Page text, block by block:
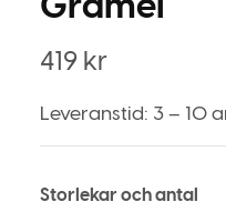
419 kr
Leveranstid: 3 – 10
Storlekar och antal